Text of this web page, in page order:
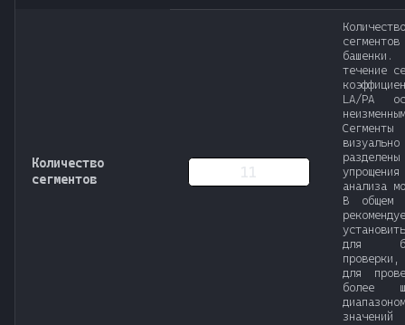
Количество
сегментов
Количество
сегментов
течение
LA/PA
Сегменты
визуально
упрощения
анализа
В общем
для
для
более
диапазоном
значений